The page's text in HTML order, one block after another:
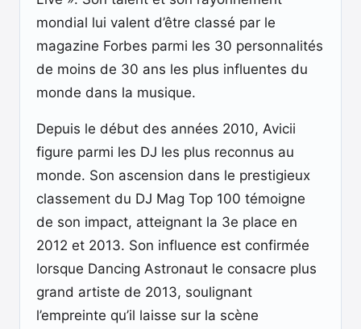
mondial lui valent d’être classé par le
magazine Forbes parmi les 30 personnalités
de moins de 30 ans les plus influentes du
monde dans la musique.
Depuis le début des années 2010, Avicii
figure parmi les DJ les plus reconnus au
monde. Son ascension dans le prestigieux
classement du DJ Mag Top 100 témoigne
de son impact, atteignant la 3e place en
2012 et 2013. Son influence est confirmée
lorsque Dancing Astronaut le consacre plus
grand artiste de 2013, soulignant
l’empreinte qu’il laisse sur la scène